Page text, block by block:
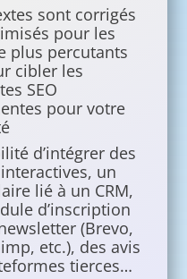
sont corrigés
pour les
plus percutants
cibler les
SEO
pour votre
d’intégrer des
un
lié à un CRM,
d’inscription
(Brevo,
etc.), des avis
tierces…